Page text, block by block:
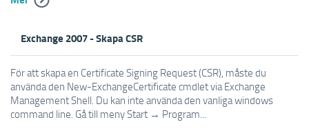
Exchange 2007 - Skapa CSR
För att skapa en Certificate Signing Request (CSR), måste du
använda den New-ExchangeCertificate cmdlet via Exchange
Management Shell. Du kan inte använda den vanliga windows
command line. Gå till meny Start → Program...